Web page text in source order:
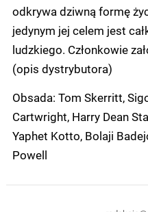
odkrywa dziwną formę
jedynym jej celem jest
ludzkiego. Członkowie
(opis dystrybutora)
Obsada: Tom Skerritt,
Cartwright, Harry Dean
Yaphet Kotto, Bolaji
Powell